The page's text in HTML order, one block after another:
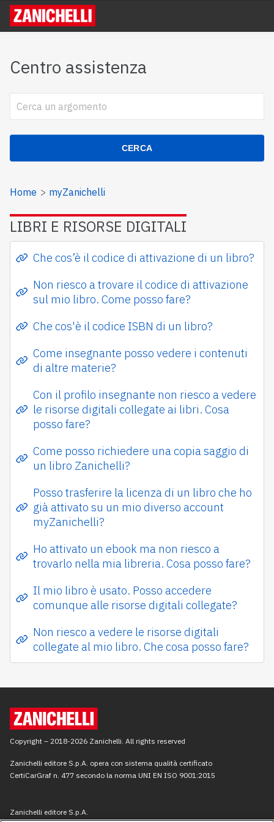
Centro assistenza
CERCA
Home myZanichelli
LIBRI E RISORSE DIGITALI
Che cos’è il codice di attivazione di un libro?
Non riesco a trovare il codice di attivazione
sul mio libro. Come posso fare?
Che cos'è il codice ISBN di un libro?
Come insegnante posso vedere i contenuti
di altre materie?
Con il profilo insegnante non riesco a vedere
le risorse digitali collegate ai libri. Cosa
posso fare?
Come posso richiedere una copia saggio di
un libro Zanichelli?
Posso trasferire la licenza di un libro che ho
già attivato su un mio diverso account
myZanichelli?
Ho attivato un ebook ma non riesco a
trovarlo nella mia libreria. Cosa posso fare?
Il mio libro è usato. Posso accedere
comunque alle risorse digitali collegate?
Non riesco a vedere le risorse digitali
collegate al mio libro. Che cosa posso fare?